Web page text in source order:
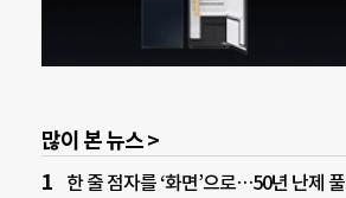
많이 본 뉴스 >
한 줄 점자를 ‘화면’으로…50년 난제